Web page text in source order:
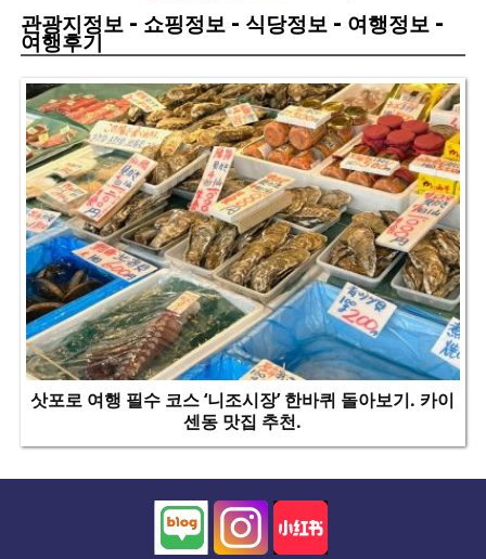
관광지정보- 쇼핑정보- 식당정보- 여행정보-
여행후기
삿포로 여행 필수 코스 ‘니조시장’ 한바퀴 돌아보기. 카이
센동 맛집 추천.